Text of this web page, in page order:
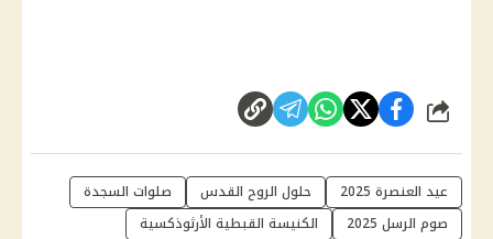
شارك
عيد العنصرة 2025 حلول الروح القدس
صلوات السجدة
صوم الرسل 2025
الكنيسة القبطية الأرثوذكسية